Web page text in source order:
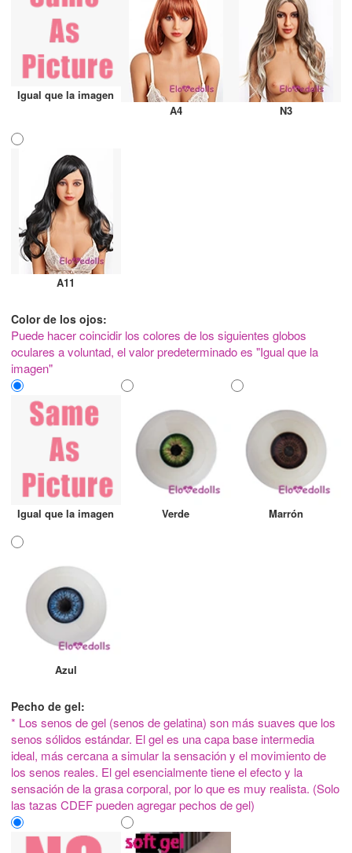
Igual que la imagen
A4
N3
A11
Color de los ojos:
Puede hacer coincidir los colores de los siguientes globos
oculares a voluntad, el valor predeterminado es "Igual que la
imagen"
Igual que la imagen Verde Marrón
Azul
Pecho de gel:
* Los senos de gel (senos de gelatina) son más suaves que los
senos sólidos estándar. El gel es una capa base intermedia
ideal, más cercana a simular la sensación y el movimiento de
los senos reales. El gel esencialmente tiene el efecto y la
sensación de la grasa corporal, por lo que es muy realista. (Solo
las tazas CDEF pueden agregar pechos de gel)